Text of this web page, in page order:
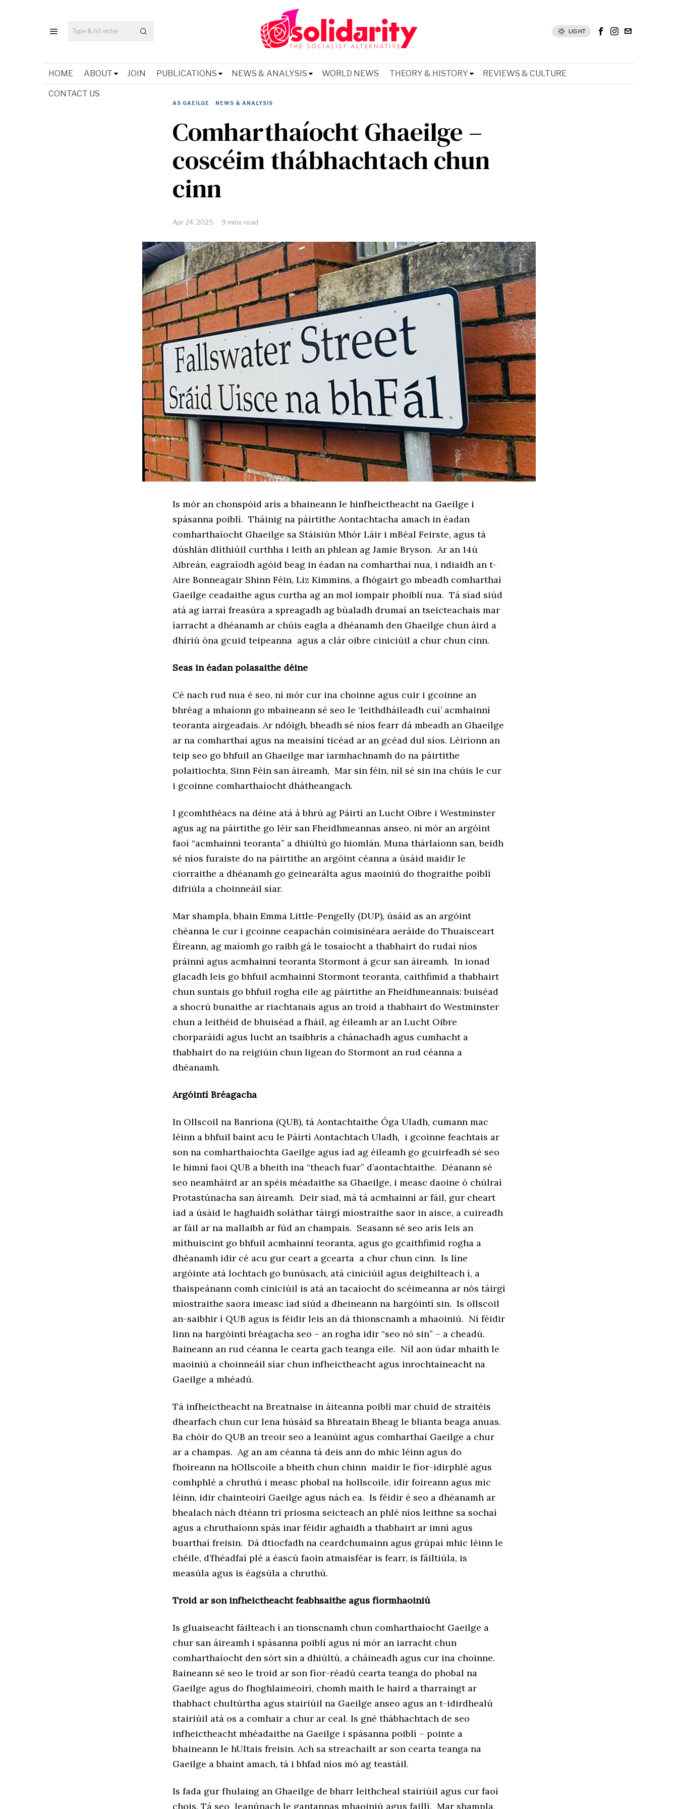
LIGHT
HOME ABOUT JOIN PUBLICATIONS NEWS & ANALYSIS WORLD NEWS THEORY & HISTORY REVIEWS & CULTURE
CONTACT US
AS GAEILGE · NEWS & ANALYSIS
Comharthaíocht Ghaeilge –
coscéim thábhachtach chun
cinn
Apr 24, 2025 9 mins read
Is mór an chonspóid arís a bhaineann le hinfheictheacht na Gaeilge i
spásanna poiblí. Tháinig na páirtithe Aontachtacha amach in éadan
comharthaíocht Ghaeilge sa Stáisiún Mhór Láir i mBéal Feirste, agus tá
dúshlán dlíthiúil curthha i leith an phlean ag Jamie Bryson. Ar an 14ú
Aibreán, eagraíodh agóid beag in éadan na comharthaí nua, i ndiaidh an t-
Aire Bonneagair Shinn Féin, Liz Kimmins, a fhógairt go mbeadh comharthaí
Gaeilge ceadaithe agus curtha ag an mol iompair phoiblí nua. Tá síad siúd
atá ag íarraí freasúra a spreagadh ag búaladh drumaí an tseicteachais mar
íarracht a dhéanamh ar chúis eagla a dhéanamh den Ghaeilge chun áird a
dhíriú óna gcuid teipeanna agus a clár oibre ciniciúil a chur chun cinn.
Seas in éadan polasaithe déine
Cé nach rud nua é seo, ní mór cur ina choinne agus cuir i gcoinne an
bhréag a mhaíonn go mbaineann sé seo le ‘leithdháileadh cuí’ acmhainní
teoranta airgeadais. Ar ndóigh, bheadh sé níos fearr dá mbeadh an Ghaeilge
ar na comharthaí agus na meaisíní ticéad ar an gcéad dul síos. Léiríonn an
teip seo go bhfuil an Ghaeilge mar iarmhachnamh do na páirtithe
polaitiochta, Sinn Féin san áireamh, Mar sin féin, níl sé sin ina chúis le cur
i gcoinne comharthaíocht dhátheangach.
I gcomhthéacs na déine atá á bhrú ag Páirtí an Lucht Oibre i Westminster
agus ag na páirtithe go léir san Fheidhmeannas anseo, ní mór an argóint
faoí “acmhainní teoranta” a dhiúltú go hiomlán. Muna thárlaíonn san, beidh
sé níos furaiste do na páirtithe an argóint céanna a úsáid maidir le
ciorraithe a dhéanamh go geinearálta agus maoiniú do thograithe poiblí
difriúla a choinneáil síar.
Mar shampla, bhain Emma Little-Pengelly (DUP), úsáid as an argóint
chéanna le cur i gcoinne ceapachán coimisinéara aeráide do Thuaisceart
Éireann, ag maíomh go raibh gá le tosaíocht a thabhairt do rudaí níos
práinní agus acmhainní teoranta Stormont á gcur san áireamh. In ionad
glacadh leis go bhfuil acmhainní Stormont teoranta, caithfimid a thabhairt
chun suntais go bhfuil rogha eile ag páirtithe an Fheidhmeannais: buiséad
a shocrú bunaithe ar riachtanais agus an troid a thabhairt do Westminster
chun a leithéid de bhuiséad a fháil, ag éileamh ar an Lucht Oibre
chorparáidí agus lucht an tsaibhris a chánachadh agus cumhacht a
thabhairt do na reigiúin chun ligean do Stormont an rud céanna a
dhéanamh.
Argóintí Bréagacha
In Ollscoil na Banríona (QUB), tá Aontachtaithe Óga Uladh, cumann mac
léinn a bhfuil baint acu le Páirtí Aontachtach Uladh, i gcoinne feachtais ar
son na comharthaíochta Gaeilge agus íad ag éileamh go gcuirfeadh sé seo
le himní faoi QUB a bheith ina “theach fuar” d’aontachtaithe. Déanann sé
seo neamháird ar an spéis méadaithe sa Ghaeilge, i measc daoine ó chúlraí
Protastúnacha san áireamh. Deir siad, má tá acmhainní ar fáil, gur cheart
íad a úsáid le haghaidh soláthar táirgí míostraithe saor in aisce, a cuireadh
ar fáil ar na mallaibh ar fúd an champais. Seasann sé seo arís leis an
míthuiscint go bhfuil acmhainní teoranta, agus go gcaithfimid rogha a
dhéanamh idir cé acu gur ceart a gcearta a chur chun cinn. Is líne
argóinte atá lochtach go bunúsach, atá ciniciúil agus deighilteach í, a
thaispeánann comh ciniciúil is atá an tacaíocht do scéimeanna ar nós táirgí
míostraithe saora imeasc íad siúd a dheineann na hargóintí sin. Is ollscoil
an-saibhir í QUB agus is féidir leis an dá thionscnamh a mhaoiniú. Ní féidir
linn na hargóintí bréagacha seo – an rogha idir “seo nó sin” – a cheadú.
Baineann an rud céanna le cearta gach teanga eile. Níl aon údar mhaith le
maoiniú a choinneáil síar chun infheictheacht agus inrochtaineacht na
Gaeilge a mhéadú.
Tá infheictheacht na Breatnaise in áiteanna poiblí mar chuid de straitéis
dhearfach chun cur lena húsáid sa Bhreatain Bheag le blianta beaga anuas.
Ba chóir do QUB an treoir seo a leanúint agus comharthaí Gaeilge a chur
ar a champas. Ag an am céanna tá deis ann do mhic léinn agus do
fhoireann na hOllscoile a bheith chun chinn maidir le fíor-idirphlé agus
comhphlé a chruthú i measc phobal na hollscoile, idir foireann agus mic
léinn, idir chainteoirí Gaeilge agus nách ea. Is féidir é seo a dhéanamh ar
bhealach nách dtéann trí priosma seicteach an phlé níos leithne sa sochaí
agus a chruthaíonn spás inar féidir aghaidh a thabhairt ar imní agus
buarthaí freisin. Dá dtiocfadh na ceardchumainn agus grúpaí mhic léinn le
chéile, d’fhéadfaí plé a éascú faoin atmaisféar is fearr, is fáiltiúla, is
measúla agus is éagsúla a chruthú.
Troid ar son infheictheacht feabhsaithe agus fíormhaoiniú
Is gluaiseacht fáilteach í an tionscnamh chun comharthaíocht Gaeilge a
chur san áireamh i spásanna poiblí agus ní mór an iarracht chun
comharthaíocht den sórt sin a dhiúltú, a cháineadh agus cur ina choinne.
Baineann sé seo le troid ar son fíor-réadú cearta teanga do phobal na
Gaeilge agus do fhoghlaimeoirí, chomh maith le haird a tharraingt ar
thabhact chultúrtha agus stairiúil na Gaeilge anseo agus an t-idirdhealú
stairiúil atá os a comhair a chur ar ceal. Is gné thábhachtach de seo
infheictheacht mhéadaithe na Gaeilge i spásanna poiblí – pointe a
bhaineann le hUltais freisin. Ach sa streachailt ar son cearta teanga na
Gaeilge a bhaint amach, tá i bhfad níos mó ag teastáil.
Is fada gur fhulaing an Ghaeilge de bharr leithcheal stairiúil agus cur faoí
chois. Tá seo leanúnach le gantannas mhaoiniú agus faillí. Mar shampla,